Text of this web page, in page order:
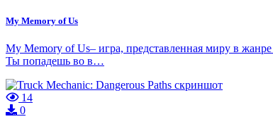
My Memory of Us
My Memory of Us– игра, представленная миру в
Ты попадешь во в…
14
0